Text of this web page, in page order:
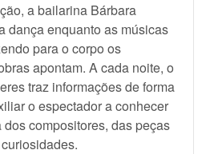
a bailarina Bárbara
dança enquanto as músicas
para o corpo os
apontam. A cada noite, o
traz informações de forma
o espectador a conhecer
compositores, das peças